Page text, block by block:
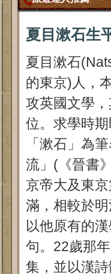
夏目漱石生
夏目漱石
的東京)人，
攻英國文學
位。求學時
「漱石」為
流」(《晉書
京帝大及東
滿，相較於
以他原有的
句。22歲那
集，並以漢